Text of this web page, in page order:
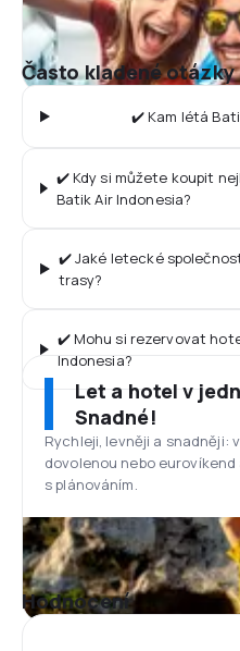
Často kladené
✔️ Kam létá
✔️ Kdy si můžete koupit
Batik Air Indonesia?
✔️ Jaké letecké
trasy?
✔️ Mohu si rezervovat
Indonesia?
Let a hotel v
Snadné!
Rychleji, levněji a snadněji:
dovolenou nebo
s plánováním.
Hodnocení